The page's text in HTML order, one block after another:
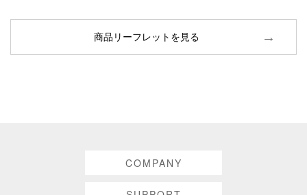
商品リーフレットを見る
COMPANY